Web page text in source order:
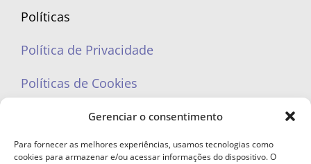
Gerenciar o consentimento
Para fornecer as melhores experiências, usamos tecnologias como
cookies para armazenar e/ou acessar informações do dispositivo. O
Políticas
Política de Privacidade
Políticas de Cookies